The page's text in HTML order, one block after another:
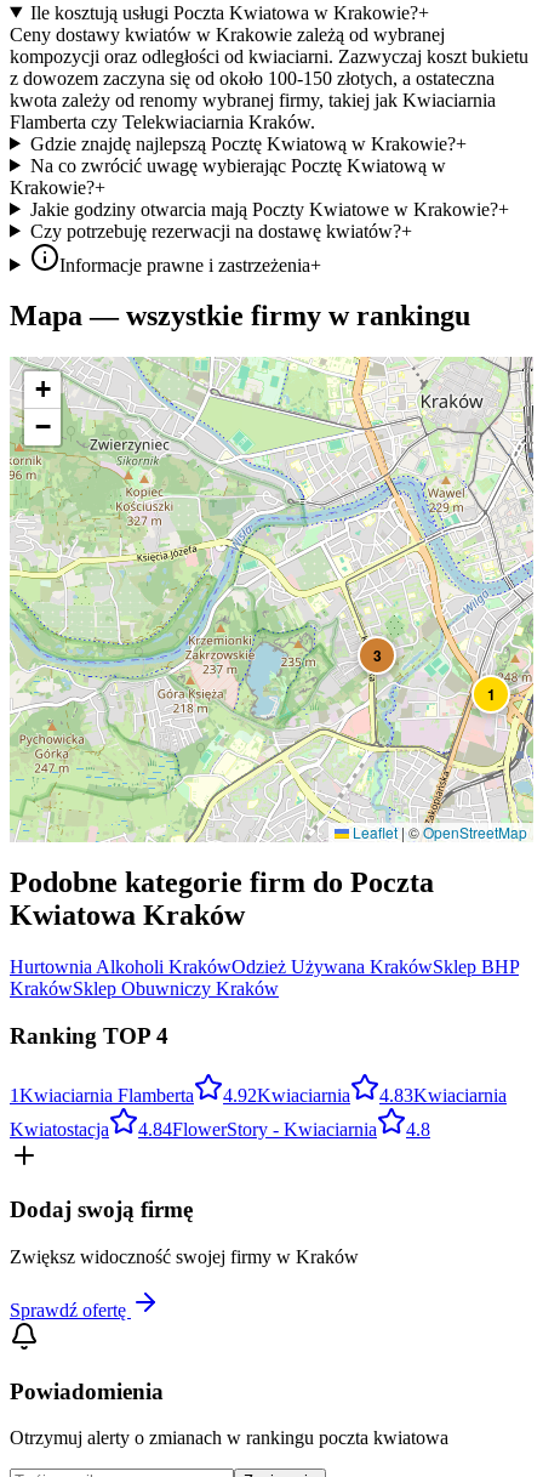
Ile kosztują usługi Poczta Kwiatowa w Krakowie?+
Ceny dostawy kwiatów w Krakowie zależą od wybranej
kompozycji oraz odległości od kwiaciarni. Zazwyczaj koszt bukietu
z dowozem zaczyna się od około 100-150 złotych, a ostateczna
kwota zależy od renomy wybranej firmy, takiej jak Kwiaciarnia
Flamberta czy Telekwiaciarnia Kraków.
Gdzie znajdę najlepszą Pocztę Kwiatową w Krakowie?+
Na co zwrócić uwagę wybierając Pocztę Kwiatową w
Krakowie?+
Jakie godziny otwarcia mają Poczty Kwiatowe w Krakowie?+
Czy potrzebuję rezerwacji na dostawę kwiatów?+
Informacje prawne i zastrzeżenia+
Mapa — wszystkie firmy w rankingu
1
3
+
−
Leaflet|©OpenStreetMap
Podobne kategorie firm do Poczta
Kwiatowa Kraków
Hurtownia Alkoholi KrakówOdzież Używana KrakówSklep BHP
KrakówSklep Obuwniczy Kraków
Ranking TOP 4
1Kwiaciarnia Flamberta 4.92Kwiaciarnia 4.83Kwiaciarnia
Kwiatostacja
4.84FlowerStory - Kwiaciarnia 4.8
Dodaj swoją firmę
Zwiększ widoczność swojej firmy w Kraków
Sprawdź ofertę
Powiadomienia
Otrzymuj alerty o zmianach w rankingu poczta kwiatowa